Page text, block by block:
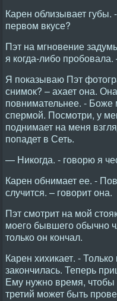
Карен облизывает
первом вкусе?
Пэт на мгновение
я когда-либо пробовала.
Я показываю Пэт
снимок? – ахает она.
повнимательнее. -
спермой. Посмотри, у
поднимает на меня
попадет в Сеть.
— Никогда. - говорю я
Карен обнимает ее. -
случится. – говорит она.
Пэт смотрит на мой
моего бывшего обычно
только он кончал.
Карен хихикает. -
закончилась. Теперь
Ему нужно время, чтобы
третий может быть